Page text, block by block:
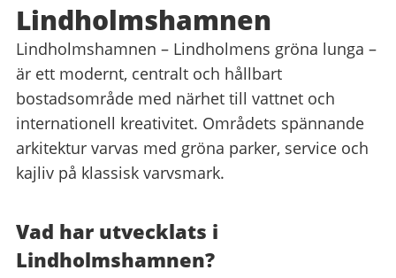
Lindholmshamnen
Lindholmshamnen – Lindholmens gröna lunga –
är ett modernt, centralt och hållbart
bostadsområde med närhet till vattnet och
internationell kreativitet. Områdets spännande
arkitektur varvas med gröna parker, service och
kajliv på klassisk varvsmark.
Vad har utvecklats i
Lindholmshamnen?